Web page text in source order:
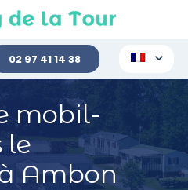
02 97 41 14 38
mobil-
le
Ambon